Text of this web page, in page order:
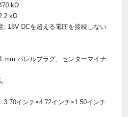
kΩ
kΩ
: 18V DCを超える電圧を接続しない
mm バレルプラグ、センターマイナ
インチ×4.72インチ×1.50インチ